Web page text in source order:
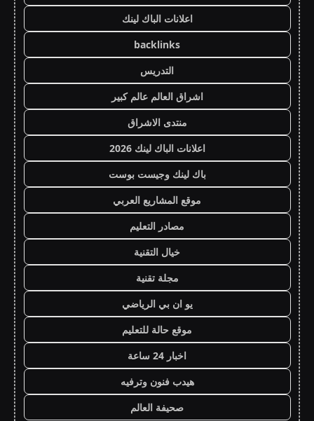
اعلانات الباك لينك
backlinks
التدريس
اشراق العالم عالم كبير
منتدى الاشراق
اعلانات الباك لينك 2026
باك لينك وجيست بوست
موقع المشاريع العربي
مصادر التعليم
خيال التقنية
مجلة تقنية
يو ان بي الرياضي
موقع حالة للتعليم
اخبار 24 ساعة
هيدب فنون وترفيه
صحيفة العالم